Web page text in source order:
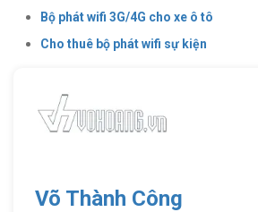
Bộ phát wifi 3G/4G cho xe ô tô
Cho thuê bộ phát wifi sự kiện
Võ Thành Công